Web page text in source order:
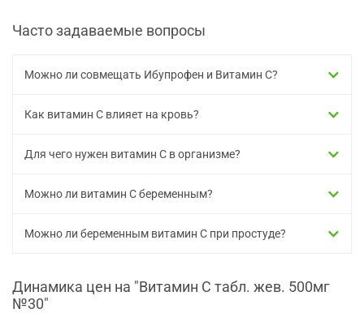
Часто задаваемые вопросы
Можно ли совмещать Ибупрофен и Витамин С?
Как витамин C влияет на кровь?
Для чего нужен витамин C в организме?
Можно ли витамин С беременным?
Можно ли беременным витамин С при простуде?
Динамика цен на "Витамин С табл. жев. 500мг
№30"